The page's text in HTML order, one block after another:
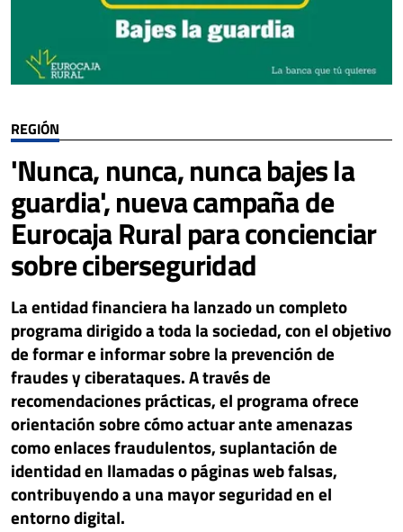
REGIÓN
'Nunca, nunca, nunca bajes la
guardia', nueva campaña de
Eurocaja Rural para concienciar
sobre ciberseguridad
La entidad financiera ha lanzado un completo
programa dirigido a toda la sociedad, con el objetivo
de formar e informar sobre la prevención de
fraudes y ciberataques. A través de
recomendaciones prácticas, el programa ofrece
orientación sobre cómo actuar ante amenazas
como enlaces fraudulentos, suplantación de
identidad en llamadas o páginas web falsas,
contribuyendo a una mayor seguridad en el
entorno digital.